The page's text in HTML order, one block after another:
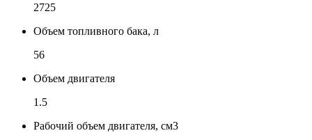
2725
Объем топливного бака, л
56
Объем двигателя
1.5
Рабочий объем двигателя, см3